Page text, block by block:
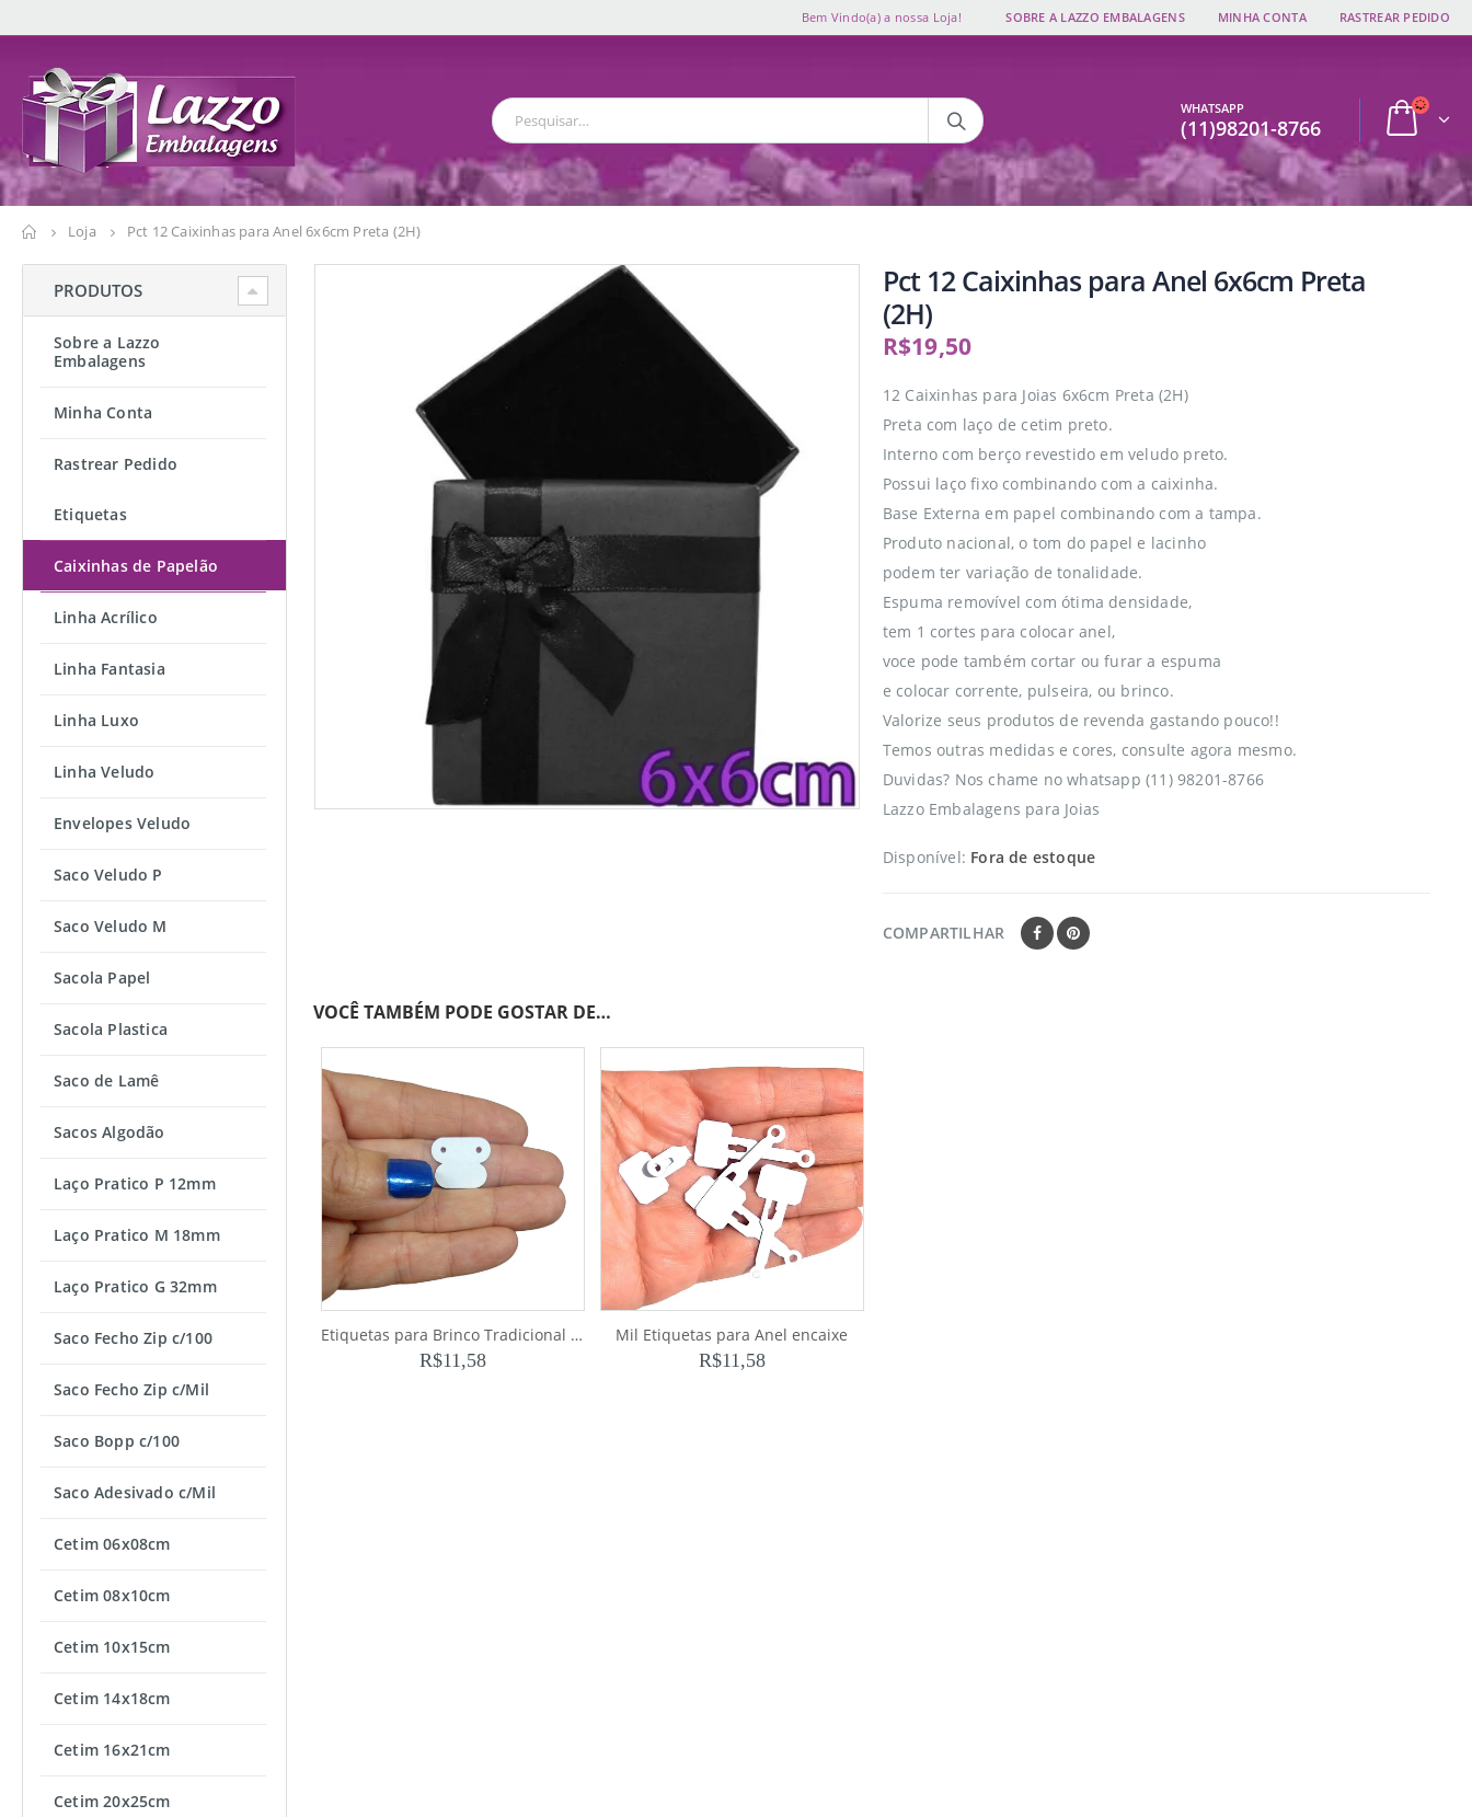
Bem Vindo(a) a nossa Loja! SOBRE A LAZZO EMBALAGENS MINHA CONTA RASTREAR PEDIDO
WHATSAPP
(11)98201-8766
Loja Pct 12 Caixinhas para Anel 6x6cm Preta (2H)
Pct 12 Caixinhas para Anel 6x6cm Preta
(2H)
R$19,50
12 Caixinhas para Joias 6x6cm Preta (2H)
Preta com laço de cetim preto.
Interno com berço revestido em veludo preto.
Possui laço fixo combinando com a caixinha.
Base Externa em papel combinando com a tampa.
Produto nacional, o tom do papel e lacinho
podem ter variação de tonalidade.
Espuma removível com ótima densidade,
tem 1 cortes para colocar anel,
voce pode também cortar ou furar a espuma
e colocar corrente, pulseira, ou brinco.
Valorize seus produtos de revenda gastando pouco!!
Temos outras medidas e cores, consulte agora mesmo.
Duvidas? Nos chame no whatsapp (11) 98201-8766
Lazzo Embalagens para Joias
Disponível: Fora de estoque
COMPARTILHAR
VOCÊ TAMBÉM PODE GOSTAR DE…
Etiquetas para Brinco Tradicional (1.000)
R$11,58
Mil Etiquetas para Anel encaixe
R$11,58
PRODUTOS
Sobre a Lazzo
Embalagens
Minha Conta
Rastrear Pedido
Etiquetas
Caixinhas de Papelão
Linha Acrílico
Linha Fantasia
Linha Luxo
Linha Veludo
Envelopes Veludo
Saco Veludo P
Saco Veludo M
Sacola Papel
Sacola Plastica
Saco de Lamê
Sacos Algodão
Laço Pratico P 12mm
Laço Pratico M 18mm
Laço Pratico G 32mm
Saco Fecho Zip c/100
Saco Fecho Zip c/Mil
Saco Bopp c/100
Saco Adesivado c/Mil
Cetim 06x08cm
Cetim 08x10cm
Cetim 10x15cm
Cetim 14x18cm
Cetim 16x21cm
Cetim 20x25cm